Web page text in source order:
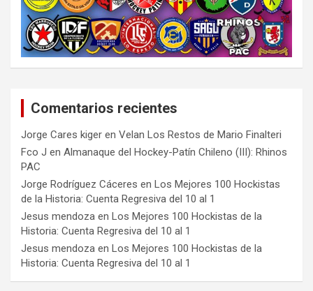
Comentarios recientes
Jorge Cares kiger en Velan Los Restos de Mario Finalteri
Fco J en Almanaque del Hockey-Patín Chileno (III): Rhinos
PAC
Jorge Rodríguez Cáceres en Los Mejores 100 Hockistas
de la Historia: Cuenta Regresiva del 10 al 1
Jesus mendoza en Los Mejores 100 Hockistas de la
Historia: Cuenta Regresiva del 10 al 1
Jesus mendoza en Los Mejores 100 Hockistas de la
Historia: Cuenta Regresiva del 10 al 1